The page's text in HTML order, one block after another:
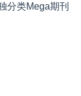
分类Mega期刊